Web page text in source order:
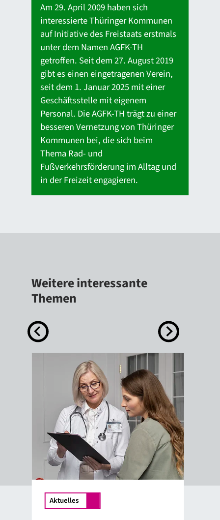
Am 29. April 2009 haben sich
interessierte Thüringer Kommunen
auf Initiative des Freistaats erstmals
unter dem Namen AGFK-TH
getroffen. Seit dem 27. August 2019
gibt es einen eingetragenen Verein,
seit dem 1. Januar 2025 mit einer
Geschäftsstelle mit eigenem
Personal. Die AGFK-TH trägt zu einer
besseren Vernetzung von Thüringer
Kommunen bei, die sich beim
Thema Rad- und
Fußverkehrsförderung im Alltag und
in der Freizeit engagieren.
Weitere interessante
Themen
Aktuelles